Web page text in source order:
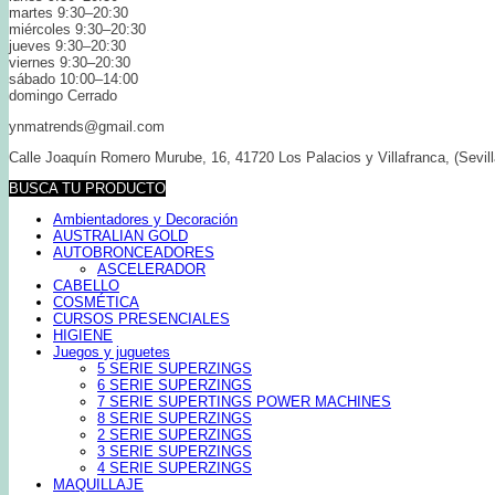
martes 9:30–20:30
miércoles 9:30–20:30
jueves 9:30–20:30
viernes 9:30–20:30
sábado 10:00–14:00
domingo Cerrado
ynmatrends@gmail.com
Calle Joaquín Romero Murube, 16, 41720 Los Palacios y Villafranca,
BUSCA TU PRODUCTO
Ambientadores y Decoración
AUSTRALIAN GOLD
AUTOBRONCEADORES
ASCELERADOR
CABELLO
COSMÉTICA
CURSOS PRESENCIALES
HIGIENE
Juegos y juguetes
5 SERIE SUPERZINGS
6 SERIE SUPERZINGS
7 SERIE SUPERTINGS POWER MACHINES
8 SERIE SUPERZINGS
2 SERIE SUPERZINGS
3 SERIE SUPERZINGS
4 SERIE SUPERZINGS
MAQUILLAJE